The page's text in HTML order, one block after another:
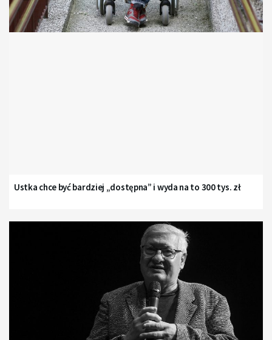
Ustka chce być bardziej „dostępna” i wyda na to 300 tys. zł